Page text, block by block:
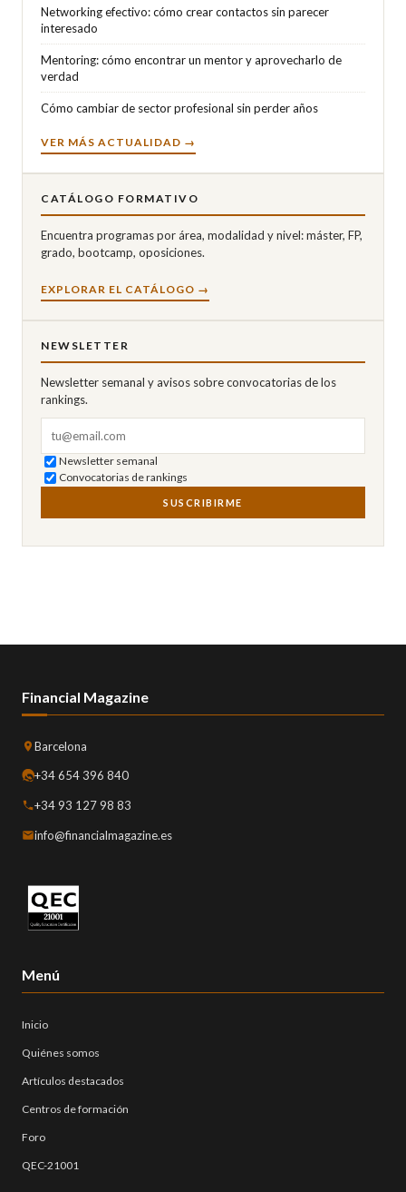
Networking efectivo: cómo crear contactos sin parecer
interesado
Mentoring: cómo encontrar un mentor y aprovecharlo de
verdad
Cómo cambiar de sector profesional sin perder años
VER MÁS ACTUALIDAD →
CATÁLOGO FORMATIVO
Encuentra programas por área, modalidad y nivel: máster, FP,
grado, bootcamp, oposiciones.
EXPLORAR EL CATÁLOGO →
NEWSLETTER
Newsletter semanal y avisos sobre convocatorias de los
rankings.
Newsletter semanal
Convocatorias de rankings
SUSCRIBIRME
Financial Magazine
Barcelona
+34 654 396 840
+34 93 127 98 83
info@financialmagazine.es
Menú
Inicio
Quiénes somos
Artículos destacados
Centros de formación
Foro
QEC-21001